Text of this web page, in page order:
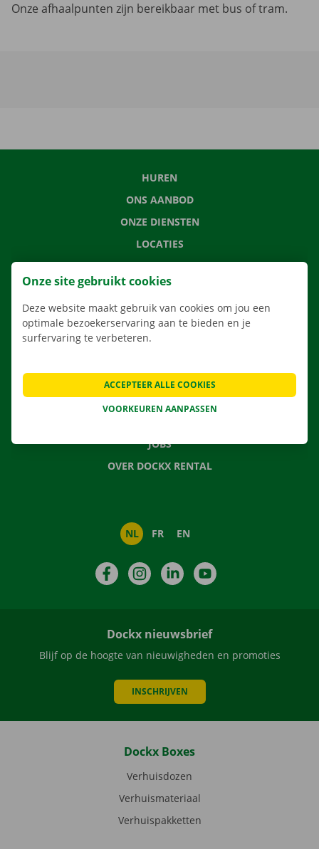
Onze afhaalpunten zijn bereikbaar met bus of tram.
HUREN
ONS AANBOD
ONZE DIENSTEN
LOCATIES
APP
VERHUISOPLOSSINGEN
VEELGESTELDE VRAGEN
NIEUWS
JOBS
OVER DOCKX RENTAL
NL FR EN
FacebookInstagramLinkedIn
Dockx nieuwsbrief
Blijf op de hoogte van nieuwigheden en promoties
INSCHRIJVEN
Dockx Boxes
Verhuisdozen
Verhuismateriaal
Verhuispakketten
Onze site gebruikt cookies
Deze website maakt gebruik van cookies om jou een
optimale bezoekerservaring aan te bieden en je
surfervaring te verbeteren.
VOORKEUREN AANPASSEN
ACCEPTEER ALLE COOKIES